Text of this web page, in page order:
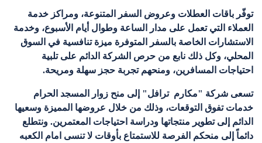
توفّر باقات العطلات وعروض السفر المتنوعة، ومراكز خدمة
العملاء التي تعمل على مدار الساعة وطوال أيام الأسبوع، وخدمة
الاستشارات الخاصة بالسفر المتوفرة ميزة تنافسية في السوق
المحلي، وكل ذلك نابع من حرص الشركة الدائم على تلبية
احتياجات المسافرين، ومنحهم تجربة حجز سهلة ومريحة.
تسعى شركة "مكارم ترافل" إلى منح زوار المسجد الحرام
خدمات تفوق التوقعات، وذلك من خلال عروضها المميزة وسعيها
الدائم إلى تطوير منتجاتها ودراسة احتياجات المعتمرين. ونتطلع
دائماً إلى منحكم الفرصة للاستمتاع بأوقات لا تنسى امام الكعبه